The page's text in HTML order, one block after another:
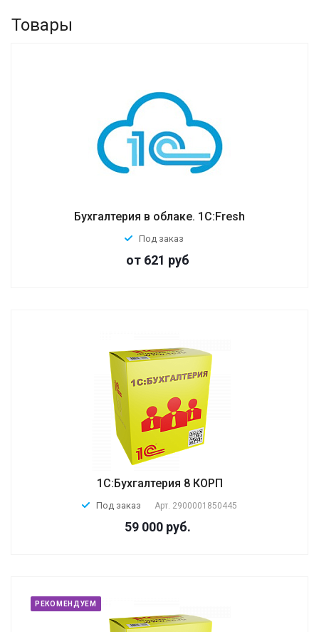
прямо из программ «1С» через одного
Товары
Бухгалтерия в облаке. 1С:Fresh
Под заказ
от 621 руб
1С:Бухгалтерия 8 КОРП
Под заказ Арт. 2900001850445
59 000 руб.
РЕКОМЕНДУЕМ